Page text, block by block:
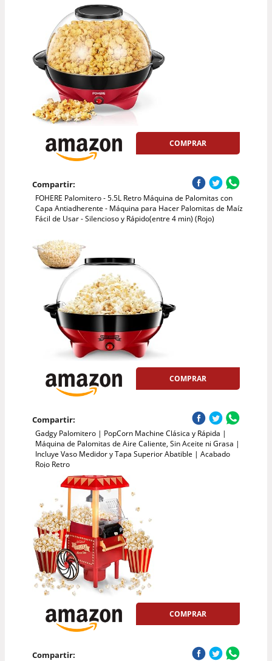
COMPRAR
Compartir:
FOHERE Palomitero - 5.5L Retro Máquina de Palomitas con
Capa Antiadherente - Máquina para Hacer Palomitas de Maíz
Fácil de Usar - Silencioso y Rápido(entre 4 min) (Rojo)
COMPRAR
Compartir:
Gadgy Palomitero | PopCorn Machine Clásica y Rápida |
Máquina de Palomitas de Aire Caliente, Sin Aceite ni Grasa |
Incluye Vaso Medidor y Tapa Superior Abatible | Acabado
Rojo Retro
COMPRAR
Compartir: